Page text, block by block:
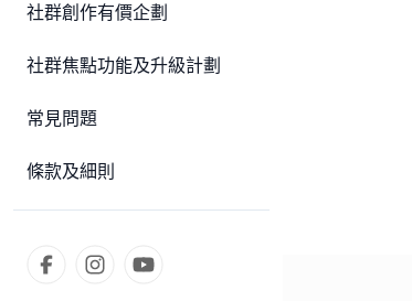
社群創作有價企劃
社群焦點功能及升級計劃
常見問題
條款及細則